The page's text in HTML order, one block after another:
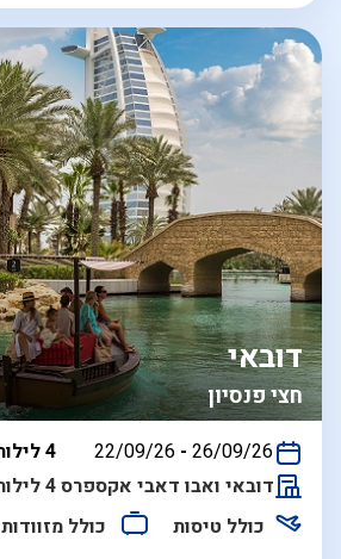
חצי פנסיון
דובאי
בין
22/09/26 - 26/09/26
4 לילות
דובאי ואבו דאבי אקספרס 4 לילות ספטמבר 2026
כולל טיסות
כולל מזוודות